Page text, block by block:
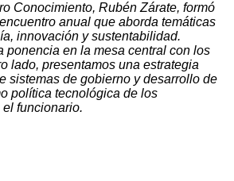
Conocimiento, Rubén Zárate, formó
anual que aborda temáticas
innovación y sustentabilidad.
ponencia en la mesa central con los
lado, presentamos una estrategia
sistemas de gobierno y desarrollo de
política tecnológica de los
el funcionario.